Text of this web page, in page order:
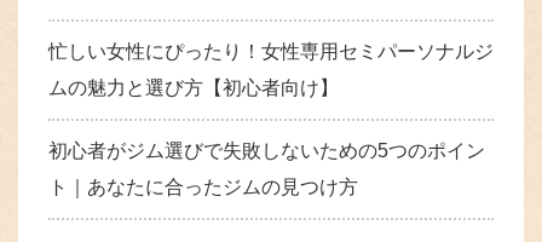
忙しい女性にぴったり！女性専用セミパーソナルジ
ムの魅力と選び方【初心者向け】
初心者がジム選びで失敗しないための5つのポイン
ト｜あなたに合ったジムの見つけ方